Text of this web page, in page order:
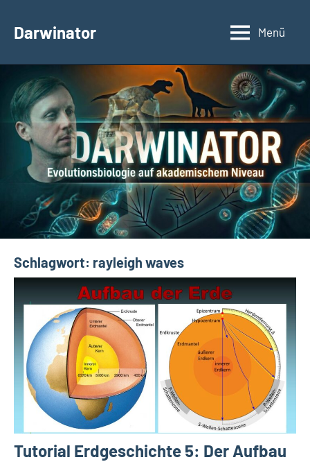
InhaltDarwinator
Evolutionsbiologie
Menü
Schlagwort: rayleigh waves
Tutorial Erdgeschichte 5: Der Aufbau